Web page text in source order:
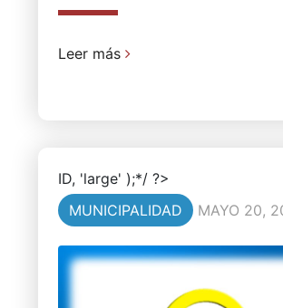
Leer más
ID, 'large' );*/ ?>
MUNICIPALIDAD
MAYO 20,